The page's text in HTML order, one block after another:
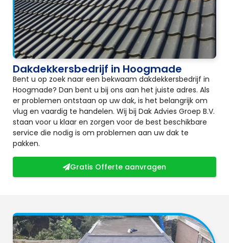
Dakdekkersbedrijf in Hoogmade
Bent u op zoek naar een bekwaam dakdekkersbedrijf in
Hoogmade? Dan bent u bij ons aan het juiste adres. Als
er problemen ontstaan op uw dak, is het belangrijk om
vlug en vaardig te handelen. Wij bij Dak Advies Groep B.V.
staan voor u klaar en zorgen voor de best beschikbare
service die nodig is om problemen aan uw dak te
pakken.
Gratis Offerte aanvragen